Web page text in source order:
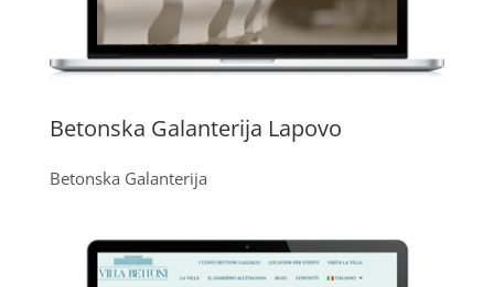
Betonska Galanterija Lapovo
Betonska Galanterija